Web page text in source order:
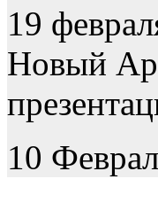
19
Новый
10